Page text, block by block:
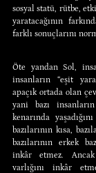
sosyal statü, rütbe,
yaratacağının
farklı sonuçlarını
Öte yandan Sol,
insanların “eşit
apaçık ortada olan
yani bazı
kenarında
bazılarının kısa,
bazılarının erkek
inkâr etmez.
varlığını inkâr